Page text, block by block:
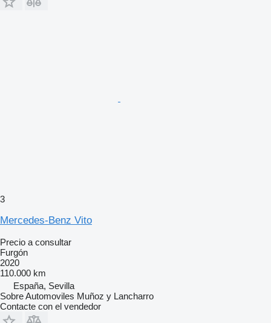
3
Mercedes-Benz Vito
Precio a consultar
Furgón
2020
110.000 km
España, Sevilla
Sobre Automoviles Muñoz y Lancharro
Contacte con el vendedor